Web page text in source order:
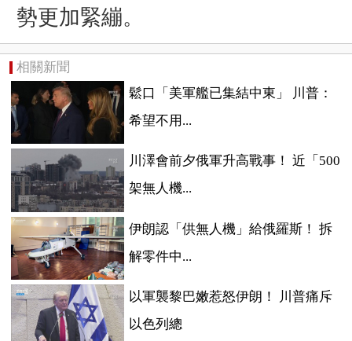
勢更加緊繃。
相關新聞
鬆口「美軍艦已集結中東」 川普：
希望不用...
川澤會前夕俄軍升高戰事！ 近「500
架無人機...
伊朗認「供無人機」給俄羅斯！ 拆
解零件中...
以軍襲黎巴嫩惹怒伊朗！ 川普痛斥
以色列總